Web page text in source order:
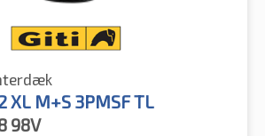
XL M+S 3PMSF TL
98V